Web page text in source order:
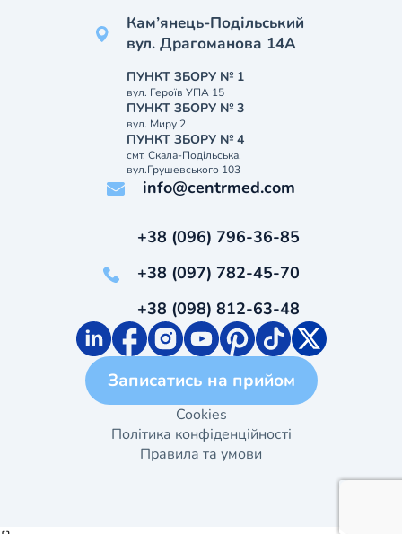
Кам’янець-Подільський
вул. Драгоманова 14А
ПУНКТ ЗБОРУ № 1
вул. Героїв УПА 15
ПУНКТ ЗБОРУ № 3
вул. Миру 2
ПУНКТ ЗБОРУ № 4
смт. Скала-Подільська,
вул.Грушевського 103
info@centrmed.com
+38 (096) 796-36-85
+38 (097) 782-45-70
+38 (098) 812-63-48
Записатись на прийом
Cookies
Політика конфіденційності
Правила та умови